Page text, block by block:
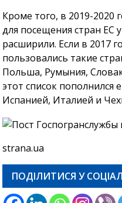
Кроме того, в 2019-2020
для посещения стран ЕС
расширили. Если в 2017
пользовались такие
Польша, Румыния,
этот список пополнился
Испанией, Италией и
strana.ua
ПОДІЛИТИСЯ У